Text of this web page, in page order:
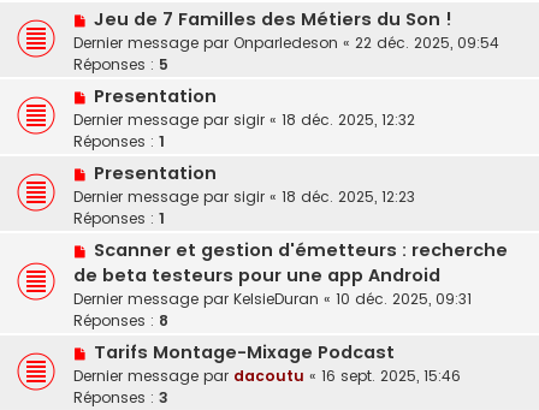
Jeu de 7 Familles des Métiers du Son !
Dernier message par Onparledeson « 22 déc. 2025, 09:54
Réponses : 5
Presentation
Dernier message par sigir « 18 déc. 2025, 12:32
Réponses : 1
Presentation
Dernier message par sigir « 18 déc. 2025, 12:23
Réponses : 1
Scanner et gestion d'émetteurs : recherche
de beta testeurs pour une app Android
Dernier message par KelsieDuran « 10 déc. 2025, 09:31
Réponses : 8
Tarifs Montage-Mixage Podcast
Dernier message par dacoutu « 16 sept. 2025, 15:46
Réponses : 3